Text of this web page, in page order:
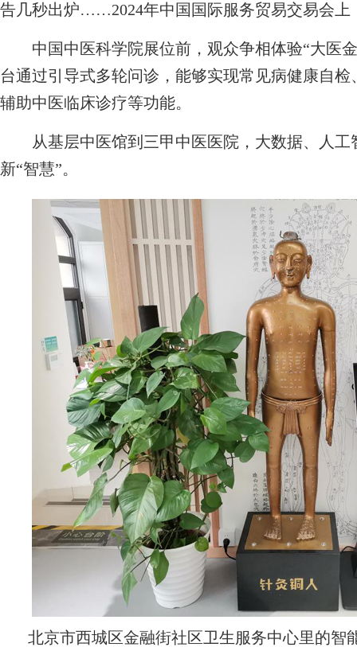
告几秒出炉……2024年中国国际服务贸易交易会上
中国中医科学院展位前，观众争相体验“大医
台通过引导式多轮问诊，能够实现常见病健康自
辅助中医临床诊疗等功能。
从基层中医馆到三甲中医医院，大数据、人工
新“智慧”。
北京市西城区金融街社区卫生服务中心里的智